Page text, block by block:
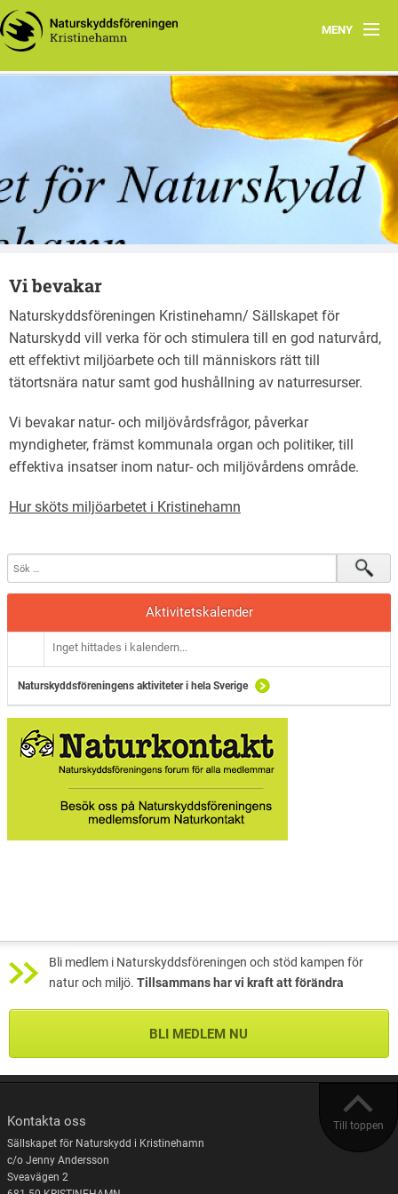
MENY
Hem
Vad vi gör
Vad du kan göra
Om oss
Jubileumsskrifter
Vi bevakar
Naturskyddsföreningen Kristinehamn/ Sällskapet för
Naturskydd vill verka för och stimulera till en god naturvård,
ett effektivt miljöarbete och till människors rätt till
tätortsnära natur samt god hushållning av naturresurser.
Vi bevakar natur- och miljövårdsfrågor, påverkar
myndigheter, främst kommunala organ och politiker, till
effektiva insatser inom natur- och miljövårdens område.
Hur sköts miljöarbetet i Kristinehamn
Aktivitetskalender
Inget hittades i kalendern...
Naturskyddsföreningens aktiviteter i hela Sverige
Bli medlem i Naturskyddsföreningen och stöd kampen för
natur och miljö. Tillsammans har vi kraft att förändra
BLI MEDLEM NU
Till toppen
Kontakta oss
Sällskapet för Naturskydd i Kristinehamn
c/o Jenny Andersson
Sveavägen 2